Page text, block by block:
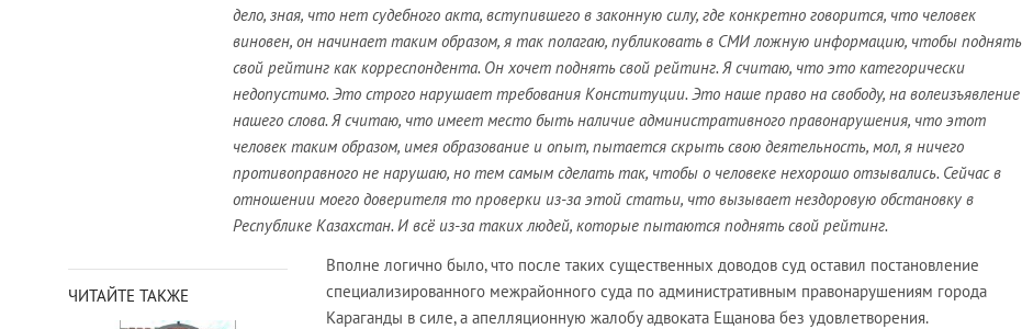
дело, зная, что нет судебного акта, вступившего в законную силу, где конкретно говорится, что человек
виновен, он начинает таким образом, я так полагаю, публиковать в СМИ ложную информацию, чтобы поднять
свой рейтинг как корреспондента. Он хочет поднять свой рейтинг. Я считаю, что это категорически
недопустимо. Это строго нарушает требования Конституции. Это наше право на свободу, на волеизъявление
нашего слова. Я считаю, что имеет место быть наличие административного правонарушения, что этот
человек таким образом, имея образование и опыт, пытается скрыть свою деятельность, мол, я ничего
противоправного не нарушаю, но тем самым сделать так, чтобы о человеке нехорошо отзывались. Сейчас в
отношении моего доверителя то проверки из-за этой статьи, что вызывает нездоровую обстановку в
Республике Казахстан. И всё из-за таких людей, которые пытаются поднять свой рейтинг.
ЧИТАЙТЕ ТАКЖЕ
Вполне логично было, что после таких существенных доводов суд оставил постановление
специализированного межрайонного суда по административным правонарушениям города
Караганды в силе, а апелляционную жалобу адвоката Ещанова без удовлетворения.